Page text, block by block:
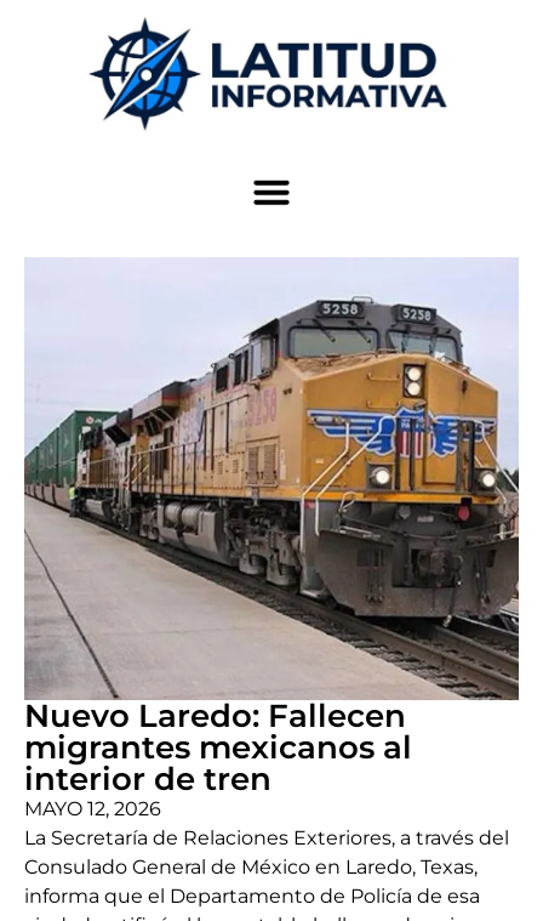
Nuevo Laredo: Fallecen
migrantes mexicanos al
interior de tren
MAYO 12, 2026
La Secretaría de Relaciones Exteriores, a través del
Consulado General de México en Laredo, Texas,
informa que el Departamento de Policía de esa